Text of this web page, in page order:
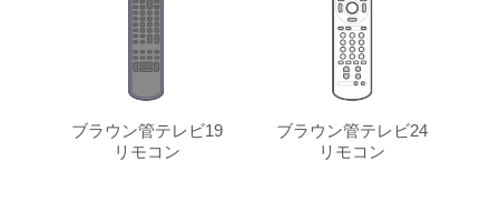
ブラウン管テレビ19
リモコン
ブラウン管テレビ24
リモコン